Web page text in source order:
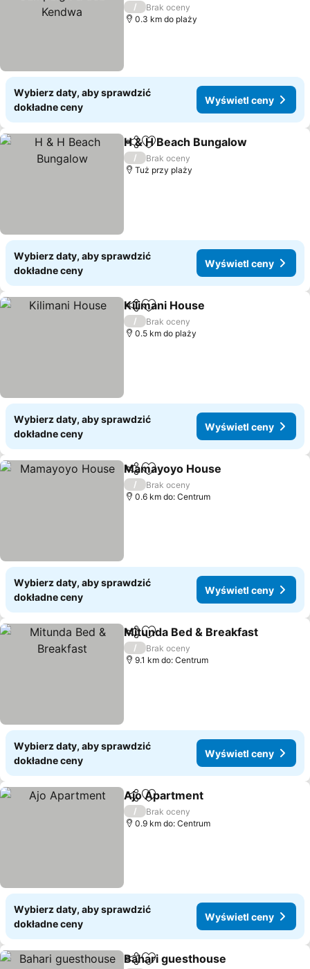
/
Brak oceny
0.3 km do plaży
Wybierz daty, aby sprawdzić
dokładne ceny
Wyświetl ceny
Udostępnij
Dodaj do ulubionych
H & H Beach Bungalow
/
Brak oceny
Tuż przy plaży
Wybierz daty, aby sprawdzić
dokładne ceny
Wyświetl ceny
Udostępnij
Dodaj do ulubionych
Kilimani House
/
Brak oceny
0.5 km do plaży
Wybierz daty, aby sprawdzić
dokładne ceny
Wyświetl ceny
Udostępnij
Dodaj do ulubionych
Mamayoyo House
/
Brak oceny
0.6 km do: Centrum
Wybierz daty, aby sprawdzić
dokładne ceny
Wyświetl ceny
Udostępnij
Dodaj do ulubionych
Mitunda Bed & Breakfast
/
Brak oceny
9.1 km do: Centrum
Wybierz daty, aby sprawdzić
dokładne ceny
Wyświetl ceny
Udostępnij
Dodaj do ulubionych
Ajo Apartment
/
Brak oceny
0.9 km do: Centrum
Wybierz daty, aby sprawdzić
dokładne ceny
Wyświetl ceny
Udostępnij
Dodaj do ulubionych
Bahari guesthouse